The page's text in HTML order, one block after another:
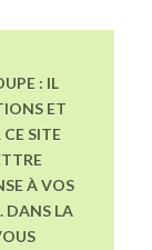
: IL
ET
SITE
À VOS
DANS LA